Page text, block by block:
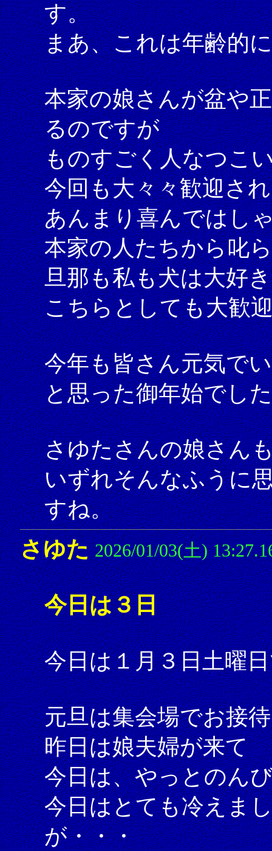
す。
まあ、これは年齢的
本家の娘さんが盆や
るのですが
ものすごく人なつこ
今回も大々々歓迎さ
あんまり喜んではし
本家の人たちから叱
旦那も私も犬は大好
こちらとしても大歓
今年も皆さん元気で
と思った御年始でし
さゆたさんの娘さん
いずれそんなふうに
すね。
さゆた 2026/01/03(土)
今日は３日
今日は１月３日土曜
元旦は集会場でお接
昨日は娘夫婦が来て
今日は、やっとのん
今日はとても冷えま
が・・・